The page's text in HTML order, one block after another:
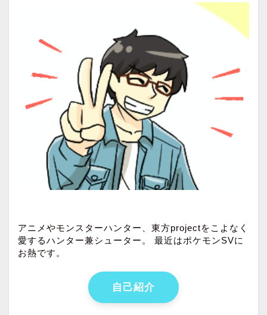
アニメやモンスターハンター、東方projectをこよなく
愛するハンター兼シューター。 最近はポケモンSVに
お熱です。
自己紹介